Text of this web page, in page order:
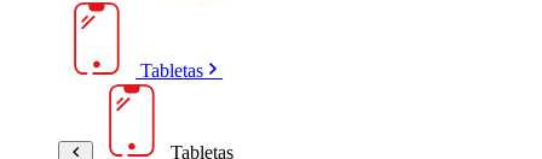
Tabletas
Tabletas